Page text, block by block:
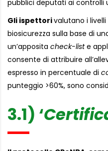
pubblici deputati ai controlli
Gli ispettorivalutano i livelli
biosicurezza sulla base di
un’apposita check-liste
consente di attribuire
espresso in percentuale di
punteggio >60%, sono
3.1) ‘